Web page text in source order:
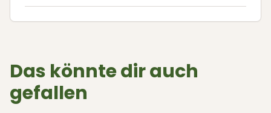
Das könnte dir auch
gefallen